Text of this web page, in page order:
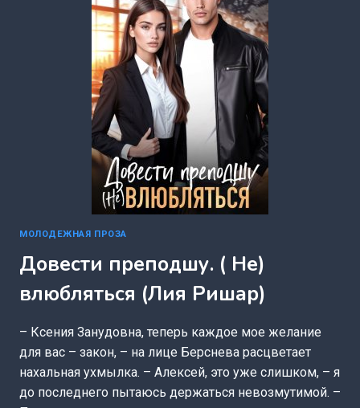
МОЛОДЕЖНАЯ ПРОЗА
Довести преподшу. ( Не)
влюбляться (Лия Ришар)
– Ксения Занудовна, теперь каждое мое желание
для вас – закон, – на лице Берснева расцветает
нахальная ухмылка. – Алексей, это уже слишком, – я
до последнего пытаюсь держаться невозмутимой. –